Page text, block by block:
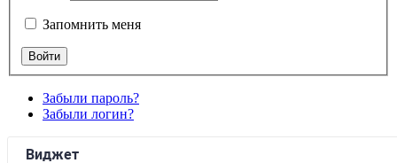
Запомнить меня
Забыли пароль?
Забыли логин?